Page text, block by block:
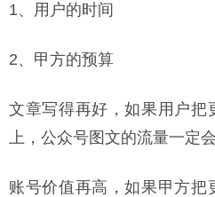
1、用户的时间
2、甲方的预算
文章写得再好，如果用户把
上，公众号图文的流量一定
账号价值再高，如果甲方把